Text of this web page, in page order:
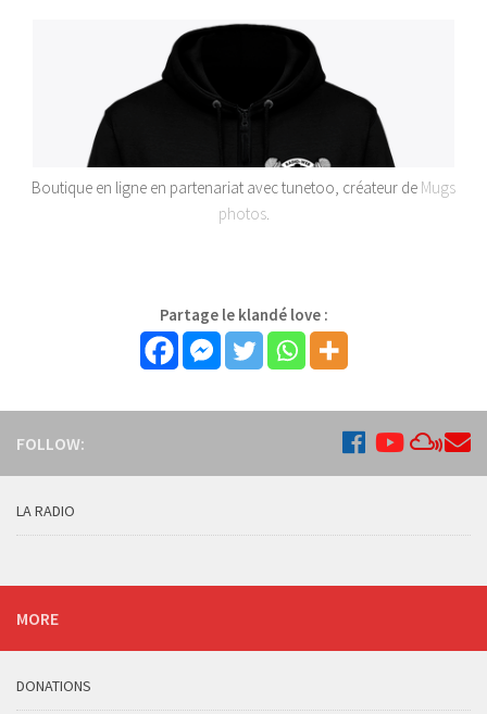
Boutique en ligne en partenariat avec tunetoo, créateur de Mugs
photos.
Partage le klandé love :
FOLLOW:
LA RADIO
MORE
DONATIONS